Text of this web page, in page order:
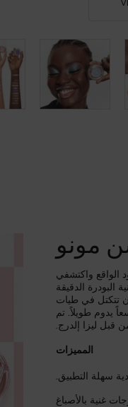
ظل العيون آيدول ديمنشن مونو
مونو
الواقع واكتشفي
البودرة الدقيقة
أن تتكتل في طيات
يدوم طويلاً. تم
من قبل ليزا إلدرج.
المميزات
سهلة التطبيق.
غنية بالأصباغ